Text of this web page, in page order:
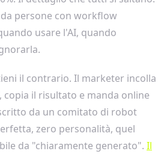
persone con workflow
usare l'AI, quando
il contrario. Il marketer incolla
copia il risultato e manda online
da un comitato di robot
zero personalità, quel
da "chiaramente generato". Il